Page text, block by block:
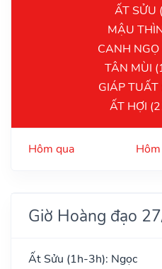
ẤT SỬU
MẬU
CANH
TÂN MÙI
GIÁP
ẤT HỢI
Hôm qua
Giờ Hoàng đạo
Ất Sửu (1h-3h): Ngọc